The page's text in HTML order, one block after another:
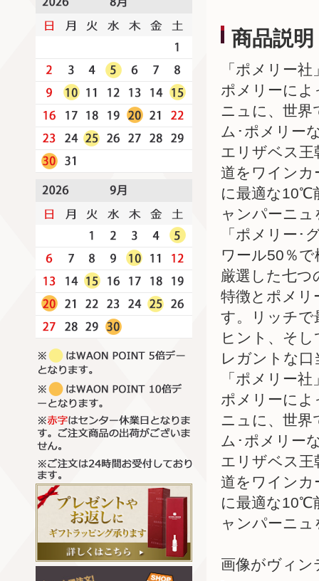
商品説明
「ポメリー
ポメリーによ
ニュに、世界
ム･ポメリー
エリザベス王
道をワインカ
に最適な10℃
ャンパーニ
「ポメリー･
ワール50％
厳選した七
特徴とポメ
す。リッチで
ヒント、そ
レガントな
「ポメリー
ポメリーによ
ニュに、世界
ム･ポメリー
エリザベス王
道をワインカ
に最適な10℃
ャンパーニ
画像がヴィン